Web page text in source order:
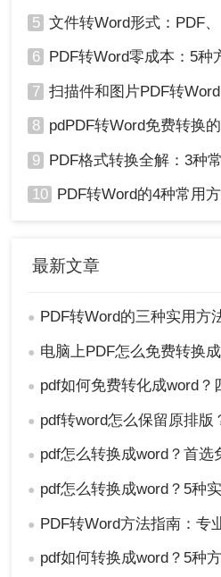
5 文件转Word形式：PDF、图片、扫
6 PDF转Word零成本：5种方案的
7 扫描件和图片PDF转Word：3
8 pdPDF转Word免费转换的3种
9 PDF格式转换全解：3种常见目
10 PDF转Word的4种常用方式：从在
最新文章
● PDF转Word的三种实用方法对比：
● 电脑上PDF怎么免费转换成Word？四种方
● pdf如何免费转化成word？四种方法对
● pdf转word怎么保留原排版？2026最新实测
● pdf怎么转换成word？首选免费工
● pdf怎么转换成word？5种实测方法
● PDF转Word方法指南：专业软件、在线工具、
● pdf如何转换成word？5种方法